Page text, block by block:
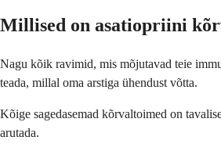
Millised on asatiopriini
Nagu kõik ravimid, mis mõjutavad teie
teada, millal oma arstiga ühendust võtta.
Kõige sagedasemad kõrvaltoimed on
arutada.